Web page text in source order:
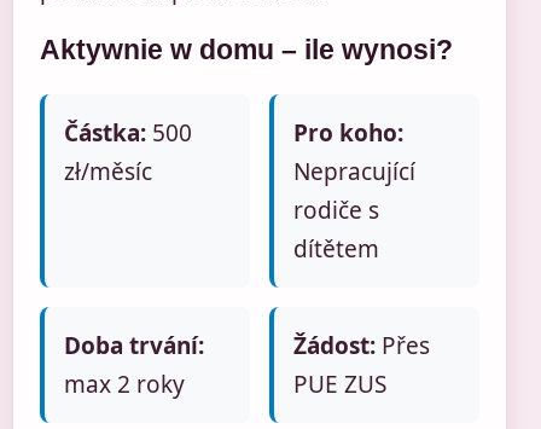
Aktywnie w domu – ile wynosi?
Částka: 500
zł/měsíc
Pro koho:
Nepracující
rodiče s
dítětem
Doba trvání:
max 2 roky
Žádost: Přes
PUE ZUS